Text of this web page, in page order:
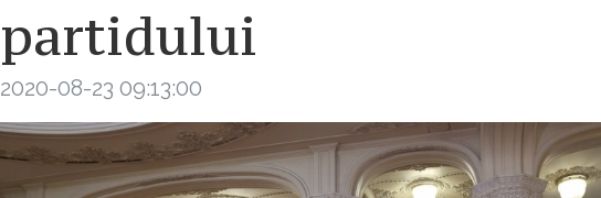
partidului
2020-08-23 09:13:00